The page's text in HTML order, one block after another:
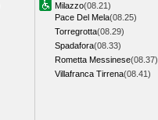
Milazzo(08.21)
Pace Del Mela(08.25)
Torregrotta(08.29)
Spadafora(08.33)
Rometta Messinese(08.37)
Villafranca Tirrena(08.41)